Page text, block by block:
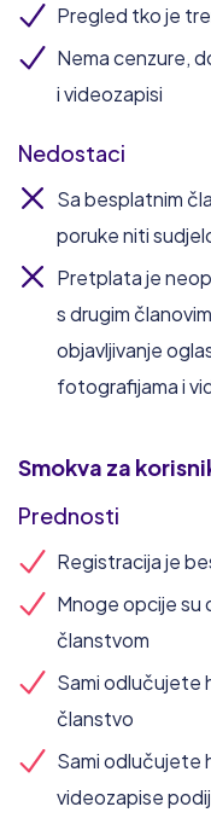
Pregled tko je
Nema cenzure,
i videozapisi
Nedostaci
Sa besplatnim
poruke niti
Pretplata je
s drugim
objavljivanje
fotografijama i
Smokva za
Prednosti
Registracija je
Mnoge opcije su
članstvom
Sami odlučujete
članstvo
Sami odlučujete
videozapise